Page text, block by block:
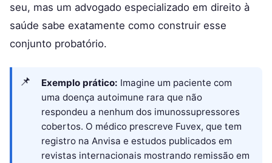
seu, mas um advogado especializado em direito à
saúde sabe exatamente como construir esse
conjunto probatório.
Exemplo prático: Imagine um paciente com
uma doença autoimune rara que não
respondeu a nenhum dos imunossupressores
cobertos. O médico prescreve Fuvex, que tem
registro na Anvisa e estudos publicados em
revistas internacionais mostrando remissão em